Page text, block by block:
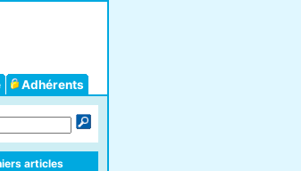
Adhérents
articles